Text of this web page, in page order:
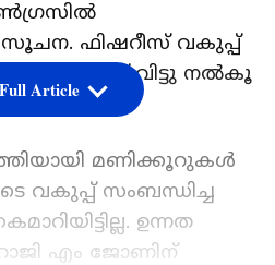
സൂചന. ഫിഷറീസ് വകുപ്പ്
വകുപ്പ് വിട്ടു നൽകൂ
മണിക്കൂറുകൾ
വകുപ്പ് സംബന്ധിച്ച
ഉന്നത
എം ജോണിന്
Article